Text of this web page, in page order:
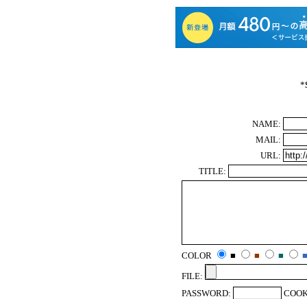
*
NAME:
MAIL:
URL:
TITLE:
COLOR ■ ■ ■
■
FILE:
PASSWORD: